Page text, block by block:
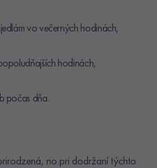
vo večerných hodinách,
hodinách,
počas dňa.
no pri dodržaní týchto